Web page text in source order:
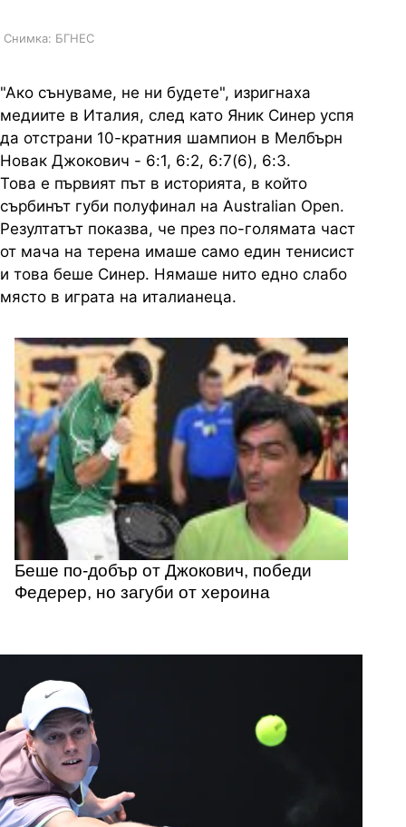
Снимка: БГНЕС
"Ако сънуваме, не ни будете", изригнаха
медиите в Италия, след като Яник Синер успя
да отстрани 10-кратния шампион в Мелбърн
Новак Джокович - 6:1, 6:2, 6:7(6), 6:3.
Това е първият път в историята, в който
сърбинът губи полуфинал на Australian Open.
Резултатът показва, че през по-голямата част
от мача на терена имаше само един тенисист
и това беше Синер. Нямаше нито едно слабо
място в играта на италианеца.
Беше по-добър от Джокович, победи
Федерер, но загуби от хероина